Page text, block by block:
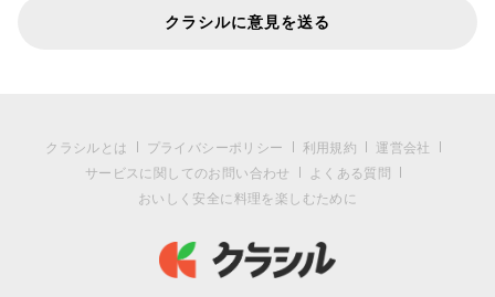
クラシルに意見を送る
クラシルとは プライバシーポリシー 利用規約
運営会社
サービスに関してのお問い合わせ
よくある質問
おいしく安全に料理を楽しむために